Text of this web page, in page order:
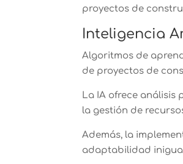
proyectos de
Inteligencia
Algoritmos de
de proyectos de
La IA ofrece
la gestión de
Además, la
adaptabilidad